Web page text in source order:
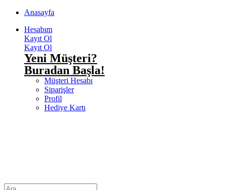
Anasayfa
Hesabım
Kayıt Ol
Kayıt Ol
Yeni Müşteri?
Buradan Başla!
Müşteri Hesabı
Siparişler
Profil
Hediye Kartı